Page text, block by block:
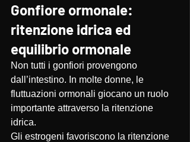
Gonfiore ormonale:
ritenzione idrica ed
equilibrio ormonale
Non tutti i gonfiori provengono
dall’intestino. In molte donne, le
fluttuazioni ormonali giocano un ruolo
importante attraverso la ritenzione
idrica.
Gli estrogeni favoriscono la ritenzione